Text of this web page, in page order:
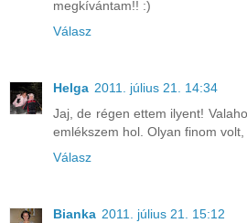
megkívántam!! :)
Válasz
Helga 2011. július 21. 14:34
Jaj, de régen ettem ilyent!
emlékszem hol. Olyan finom
Válasz
Bianka 2011. július 21. 15:12